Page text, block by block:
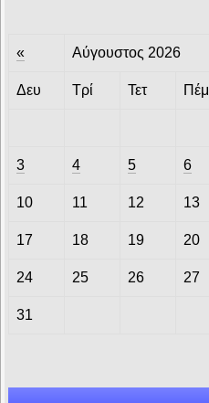
« Αύγουστος 2026
Δευ Τρί Τετ Πέμ
3 4 5 6
10 11 12 13
17 18 19 20
24 25 26 27
31